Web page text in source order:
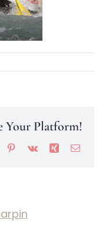
Your Platform!
Pinterest
Vk Xing Email